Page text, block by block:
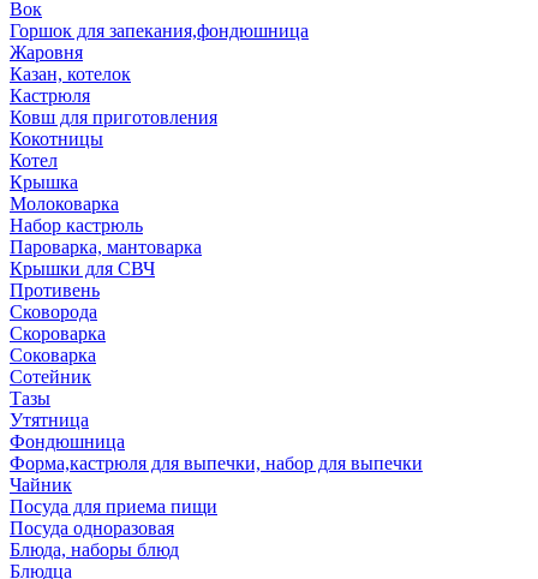
Вок
Горшок для запекания,фондюшница
Жаровня
Казан, котелок
Кастрюля
Ковш для приготовления
Кокотницы
Котел
Крышка
Молоковарка
Набор кастрюль
Пароварка, мантоварка
Крышки для СВЧ
Противень
Сковорода
Скороварка
Соковарка
Сотейник
Тазы
Утятница
Фондюшница
Форма,кастрюля для выпечки, набор для выпечки
Чайник
Посуда для приема пищи
Посуда одноразовая
Блюда, наборы блюд
Блюдца